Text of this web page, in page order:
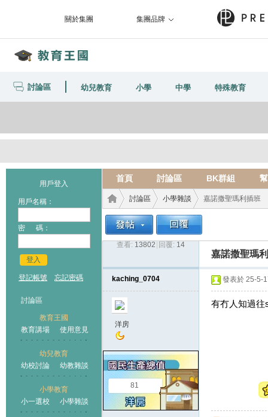
關於集團 集團品牌
討論區 幼兒教育 小學 中學 特殊教育
用戶登入
用戶名稱：
密 碼：
登入
登記帳號 忘記密碼
討論區
教育王國
教育講場
使用意見
幼兒教育
幼校討論
幼教雜談
小學教育
小一選校
小學雜談
首頁 討論區 BK群組
教育
王國
›
討論區
›
小學雜談 嘉諾撒聖瑪利插班
查看: 13802 回覆: 14
嘉諾撒聖瑪
kaching_0704
洋房
81
發表於 25-5-
有冇人知過往